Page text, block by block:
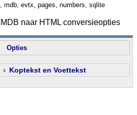
mdb, evtx, pages, numbers, sqlite
naar HTML conversieopties
Opties
Koptekst en Voettekst